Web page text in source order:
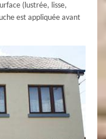
(lustrée, lisse,
est appliquée avant